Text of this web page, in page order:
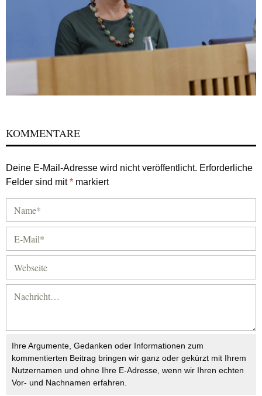
KOMMENTARE
Deine E-Mail-Adresse wird nicht veröffentlicht. Erforderliche
Felder sind mit* markiert
Ihre Argumente, Gedanken oder Informationen zum
kommentierten Beitrag bringen wir ganz oder gekürzt mit Ihrem
Nutzernamen und ohne Ihre E-Adresse, wenn wir Ihren echten
Vor- und Nachnamen erfahren.